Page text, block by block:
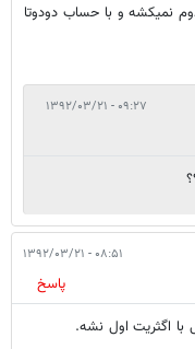
نمیکشه و با حساب دودوتا
۰۹:۲۷ - ۱۳۹۲/۰۳/۲۱
۰۸:۵۱ - ۱۳۹۲/۰۳/۲۱
پاسخ
با اگثريت اول نشه.